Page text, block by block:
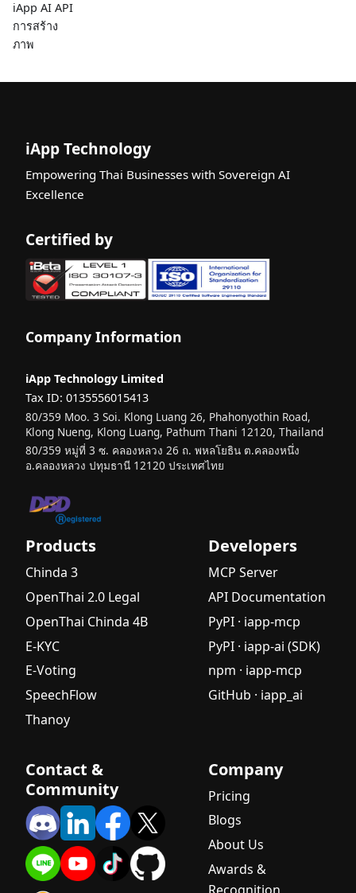
iApp AI API
การสร้าง
ภาพ
iApp Technology
Empowering Thai Businesses with Sovereign AI
Excellence
Certified by
Company Information
iApp Technology Limited
Tax ID: 0135556015413
80/359 Moo. 3 Soi. Klong Luang 26, Phahonyothin Road,
Klong Nueng, Klong Luang, Pathum Thani 12120, Thailand
80/359 หมู่ที่ 3 ซ. คลองหลวง 26 ถ. พหลโยธิน ต.คลองหนึ่ง
อ.คลองหลวง ปทุมธานี 12120 ประเทศไทย
Products
Chinda 3
OpenThai 2.0 Legal
OpenThai Chinda 4B
E-KYC
E-Voting
SpeechFlow
Thanoy
Developers
MCP Server
API Documentation
PyPI · iapp-mcp
PyPI · iapp-ai (SDK)
npm · iapp-mcp
GitHub · iapp_ai
Contact &
Community
Company
Pricing
Blogs
About Us
Awards &